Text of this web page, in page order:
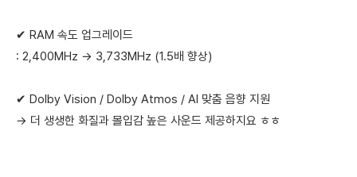
✔ RAM 속도 업그레이드
: 2,400MHz → 3,733MHz (1.5배 향상)
✔ Dolby Vision / Dolby Atmos / AI 맞춤 음향 지원
→ 더 생생한 화질과 몰입감 높은 사운드 제공하지요 ㅎㅎ